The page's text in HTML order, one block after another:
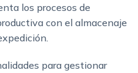
los procesos de
con el almacenaje
para gestionar